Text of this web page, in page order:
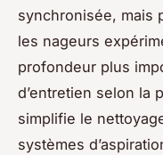
synchronisée, mais
les nageurs
profondeur plus
d’entretien selon la
simplifie le
systèmes